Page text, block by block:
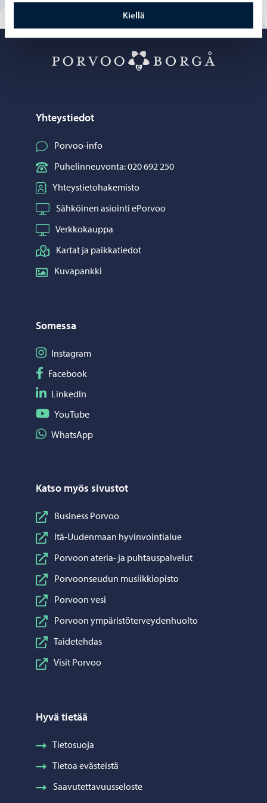
Kiellä
Yhteystiedot
Porvoo-info
Puhelinneuvonta: 020 692 250
Yhteystietohakemisto
Sähköinen asiointi ePorvoo
Verkkokauppa
Kartat ja paikkatiedot
Kuvapankki
Somessa
Seuraa Instagram
Instagram
Seuraa Facebook
Facebook
Seuraa LinkedIn
LinkedIn
Seuraa YouTube
YouTube
Jaa WhatsApp
WhatsApp
Katso myös sivustot
Business Porvoo
Itä-Uudenmaan hyvinvointialue
Porvoon ateria- ja puhtauspalvelut
Porvoonseudun musiikkiopisto
Porvoon vesi
Porvoon ympäristöterveydenhuolto
Taidetehdas
Visit Porvoo
Hyvä tietää
Tietosuoja
Tietoa evästeistä
Saavutettavuusseloste